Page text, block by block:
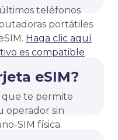
teléfonos
portátiles
Haga clic aquí
es compatible
eSIM?
que te permite
operador sin
SIM física.